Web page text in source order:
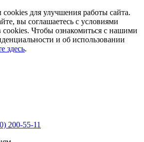
для улучшения работы сайта.
вы соглашаетесь с условиями
cookies. Чтобы ознакомиться с нашими
и об использовании
здесь.
200-55-11